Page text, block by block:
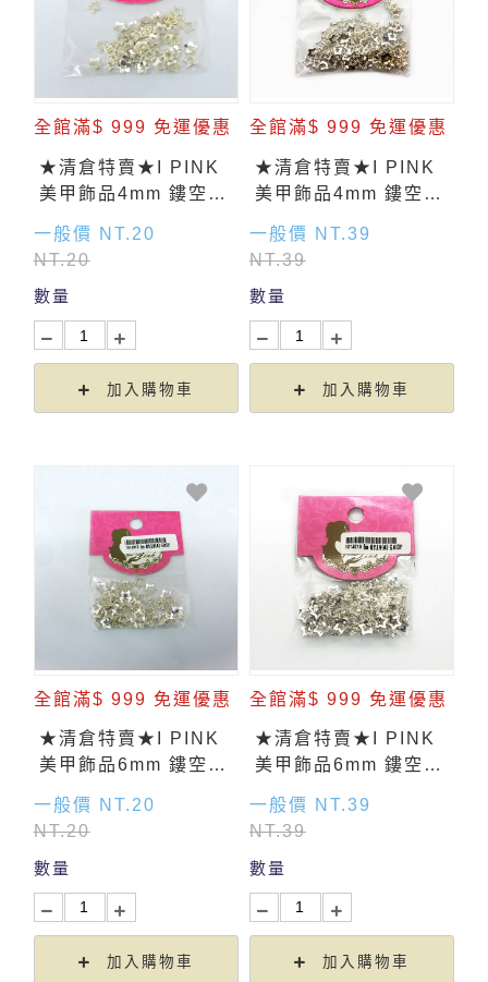
全館滿$ 999 免運優惠
★清倉特賣★I PINK
美甲飾品4mm 鏤空星
一般價 NT.20
NT.20
數量
加入購物車
全館滿$ 999 免運優惠
★清倉特賣★I PINK
美甲飾品4mm 鏤空星
一般價 NT.39
NT.39
數量
加入購物車
全館滿$ 999 免運優惠
★清倉特賣★I PINK
美甲飾品6mm 鏤空星
形(銀)-花紋 50入
一般價 NT.20
NT.20
數量
加入購物車
全館滿$ 999 免運優惠
★清倉特賣★I PINK
美甲飾品6mm 鏤空星
形(銀)-花紋 100入
一般價 NT.39
NT.39
數量
加入購物車